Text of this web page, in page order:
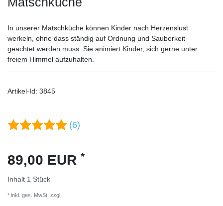
In unserer Matschküche können Kinder nach Herzenslust
werkeln, ohne dass ständig auf Ordnung und Sauberkeit
geachtet werden muss. Sie animiert Kinder, sich gerne unter
freiem Himmel aufzuhalten.
Artikel-Id: 3845
(6)
89,00 EUR *
Inhalt 1 Stück
* inkl. ges. MwSt. zzgl.